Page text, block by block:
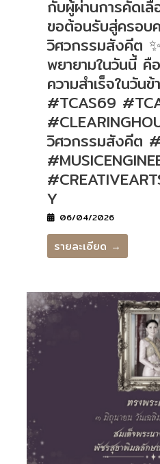
กับผู้ผ่านการคัดเ
ขอต้อนรับสู่ครอบ
วิศวกรรมสังคีต
พยายามในวันนี้ คื
ความสำเร็จในวันข้
#TCAS69
วิศวกรรมสังคีต
Y
06/04/2026
รายละเอียด →